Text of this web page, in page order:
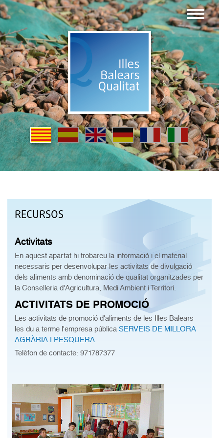
RECURSOS
Activitats
En aquest apartat hi trobareu la informació i el material
necessaris per desenvolupar les activitats de divulgació
dels aliments amb denominació de qualitat organitzades per
la Conselleria d'Agricultura, Medi Ambient i Territori.
ACTIVITATS DE PROMOCIÓ
Les activitats de promoció d'aliments de les Illes Balears
les du a terme l'empresa pública SERVEIS DE MILLORA
AGRÀRIA I PESQUERA
Telèfon de contacte: 971787377